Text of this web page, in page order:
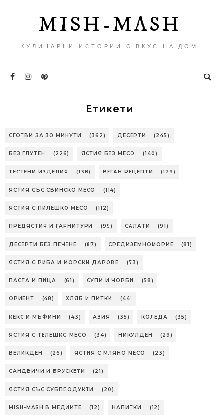
MISH-MASH
КУЛИНАРНИ ИСТОРИИ С ВКУС НА ДОМ
Етикети
СГОТВИ ЗА 30 МИНУТИ (362) ДЕСЕРТИ (245)
БЕЗ ГЛУТЕН (226) ЯСТИЯ БЕЗ МЕСО (140)
ТЕСТЕНИ ИЗДЕЛИЯ (138) ВЕГАН РЕЦЕПТИ (129)
ЯСТИЯ СЪС СВИНСКО МЕСО (114)
ЯСТИЯ С ПИЛЕШКО МЕСО (112)
ПРЕДЯСТИЯ И ГАРНИТУРИ (99) САЛАТИ (91)
ДЕСЕРТИ БЕЗ ПЕЧЕНЕ (87) СРЕДИЗЕМНОМОРИЕ (81)
ЯСТИЯ С РИБА И МОРСКИ ДАРОВЕ (73)
ПАСТА И ПИЦА (61) СУПИ И ЧОРБИ (58)
ОРИЕНТ (48) ХЛЯБ И ПИТКИ (44)
КЕКС И МЪФИНИ (43) АЗИЯ (35) КОЛЕДА (35)
ЯСТИЯ С ТЕЛЕШКО МЕСО (34) НИКУЛДЕН (29)
ВЕЛИКДЕН (26) ЯСТИЯ С МЛЯНО МЕСО (23)
САНДВИЧИ И БРУСКЕТИ (21)
ЯСТИЯ СЪС СУБПРОДУКТИ (20)
MISH-MASH В МЕДИИТЕ (12) НАПИТКИ (12)